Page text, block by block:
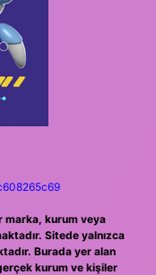
marka, kurum veya
Sitede yalnızca
Burada yer alan
kurum ve kişiler